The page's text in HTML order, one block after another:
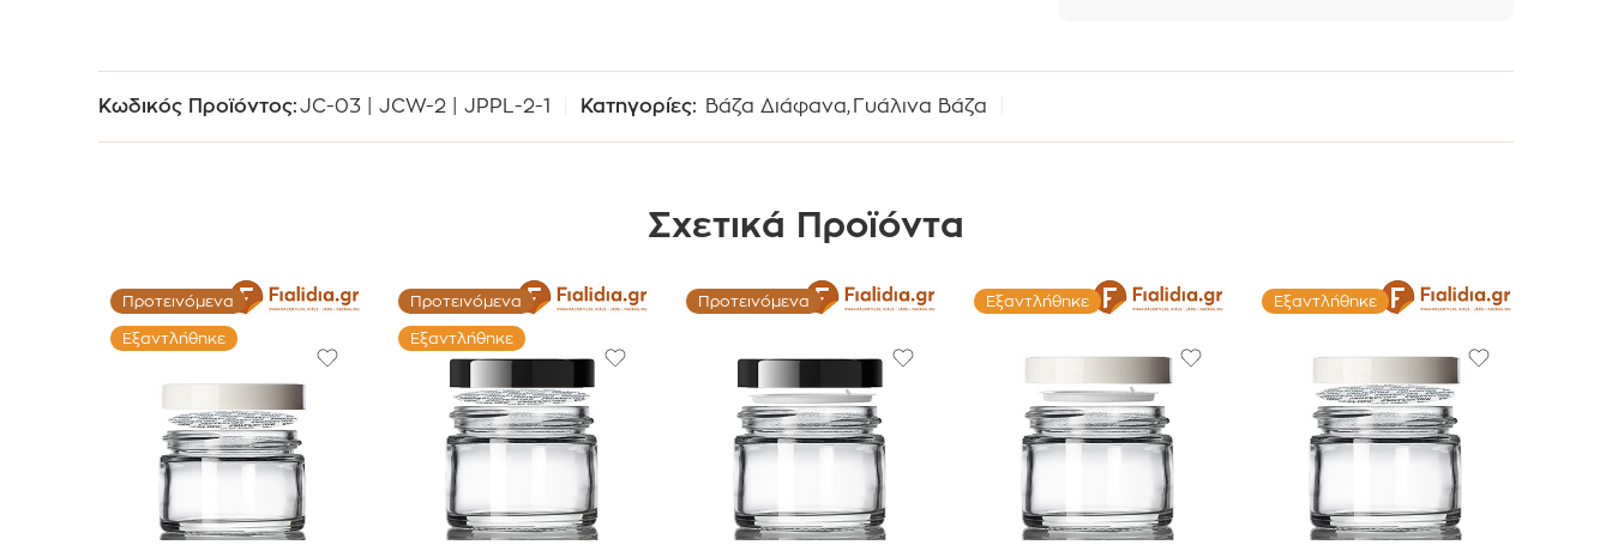
Κωδικός Προϊόντος:JC-03 | JCW-2 | JPPL-2-1 Κατηγορίες: Βάζα Διάφανα, Γυάλινα Βάζα
Σχετικά Προϊόντα
Προτεινόμενα
Εξαντλήθηκε
Προτεινόμενα
Εξαντλήθηκε
Προτεινόμενα Εξαντλήθηκε Εξαντλήθηκε